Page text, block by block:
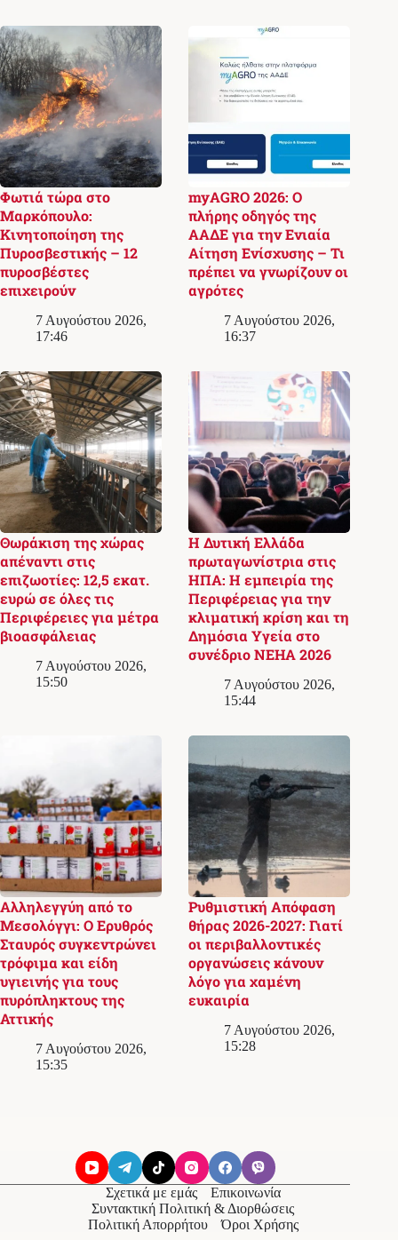
Φωτιά τώρα στο
Μαρκόπουλο:
Κινητοποίηση της
Πυροσβεστικής – 12
πυροσβέστες
επιχειρούν
7 Αυγούστου 2026,
17:46
myAGRO 2026: Ο
πλήρης οδηγός της
ΑΑΔΕ για την Ενιαία
Αίτηση Ενίσχυσης – Τι
πρέπει να γνωρίζουν οι
αγρότες
7 Αυγούστου 2026,
16:37
Θωράκιση της χώρας
απέναντι στις
επιζωοτίες: 12,5 εκατ.
ευρώ σε όλες τις
Περιφέρειες για μέτρα
βιοασφάλειας
7 Αυγούστου 2026,
15:50
Η Δυτική Ελλάδα
πρωταγωνίστρια στις
ΗΠΑ: Η εμπειρία της
Περιφέρειας για την
κλιματική κρίση και τη
Δημόσια Υγεία στο
συνέδριο NEHA 2026
7 Αυγούστου 2026,
15:44
Αλληλεγγύη από το
Μεσολόγγι: Ο Ερυθρός
Σταυρός συγκεντρώνει
τρόφιμα και είδη
υγιεινής για τους
πυρόπληκτους της
Αττικής
7 Αυγούστου 2026,
15:35
Ρυθμιστική Απόφαση
θήρας 2026-2027: Γιατί
οι περιβαλλοντικές
οργανώσεις κάνουν
λόγο για χαμένη
ευκαιρία
7 Αυγούστου 2026,
15:28
Σχετικά με εμάς
Επικοινωνία
Συντακτική Πολιτική & Διορθώσεις
Πολιτική Απορρήτου
Όροι Χρήσης